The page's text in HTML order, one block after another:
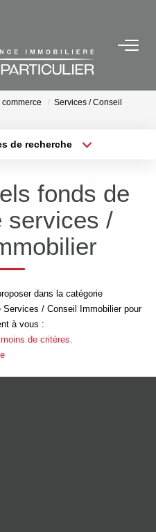
EN VENTE
VENDUS
commerce
Services / Conseil
de recherche
Budget maxfonds de
services /
dans la catégorie
/ Conseil Immobilier pour
à vous :
de critères.